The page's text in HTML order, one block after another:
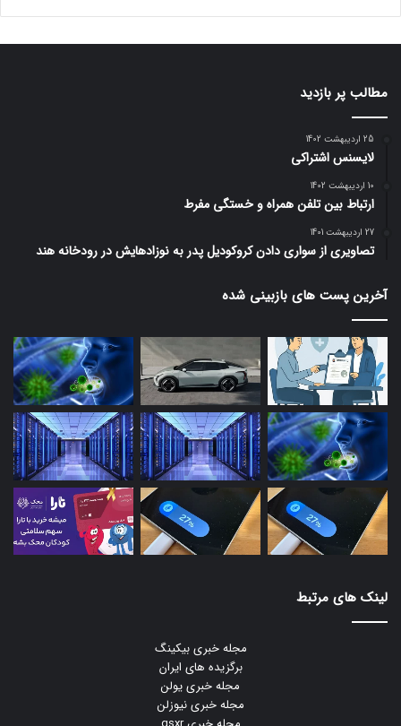
مطالب پر بازدید
25 اردیبهشت 1402
لایسنس اشتراکی
10 اردیبهشت 1402
ارتباط بین تلفن همراه و خستگی مفرط
27 اردیبهشت 1401
تصاویری از سواری دادن کروکودیل پدر به نوزادهایش در رودخانه هند
آخرین پست های بازبینی شده
لینک های مرتبط
مجله خبری بیکینگ
برگزیده های ایران
مجله خبری یولن
مجله خبری نیوزلن